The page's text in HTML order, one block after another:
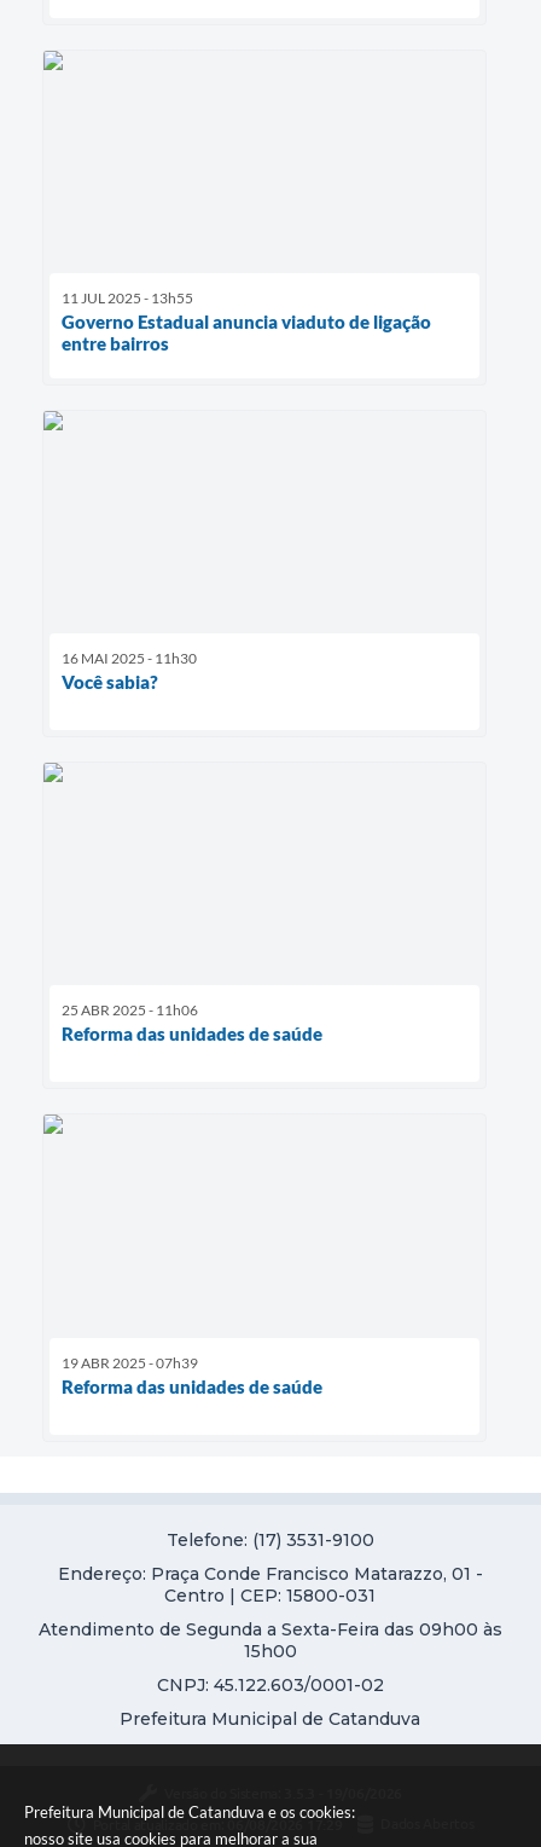
Prefeitura Municipal de Catanduva e os cookies:
nosso site usa cookies para melhorar a sua
11 JUL 2025 - 13h55
Governo Estadual anuncia viaduto de ligação
entre bairros
16 MAI 2025 - 11h30
Você sabia?
25 ABR 2025 - 11h06
Reforma das unidades de saúde
19 ABR 2025 - 07h39
Reforma das unidades de saúde
Telefone: (17) 3531-9100
Endereço: Praça Conde Francisco Matarazzo, 01 -
Centro | CEP: 15800-031
Atendimento de Segunda a Sexta-Feira das 09h00 às
15h00
CNPJ: 45.122.603/0001-02
Prefeitura Municipal de Catanduva
Portal atualizado em: